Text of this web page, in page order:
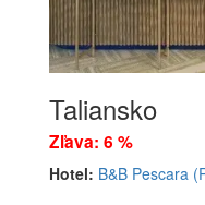
Taliansko
Zľava: 6 %
Hotel: B&B Pescara